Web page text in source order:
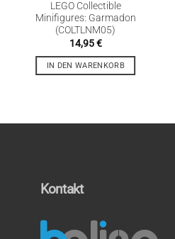
LEGO Collectible
Minifigures: Garmadon
(COLTLNM05)
14,95€
IN DEN WARENKORB
Kontakt